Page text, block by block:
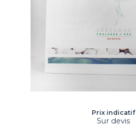
Prix indicatif
Sur devis